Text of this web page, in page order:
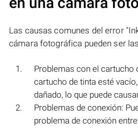
Las causas comunes del error
cámara fotográfica pueden ser
Problemas con el cartucho
cartucho de tinta esté
dañado, lo que puede
Problemas de conexión:
problema de conexión